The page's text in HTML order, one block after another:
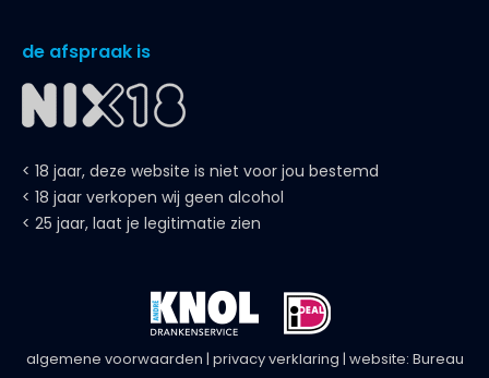
de afspraak is
< 18 jaar, deze website is niet voor jou bestemd
< 18 jaar verkopen wij geen alcohol
< 25 jaar, laat je legitimatie zien
algemene voorwaarden | privacy verklaring | website: Bureau